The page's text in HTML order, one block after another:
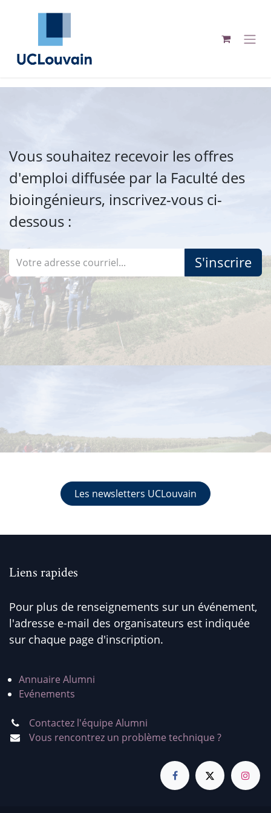
Se rendre au contenu
Vous souhaitez recevoir les offres
d'emploi diffusée par la Faculté des
bioingénieurs, inscrivez-vous ci-
dessous :
S'inscrire
Les newsletters UCLouvain
Liens rapides
Pour plus de renseignements sur un événement,
l'adresse e-mail des organisateurs est indiquée
sur chaque page d'inscription.
Annuaire Alumni
Evénements
Contactez l'équipe Alumni
Vous rencontrez un problème technique ?